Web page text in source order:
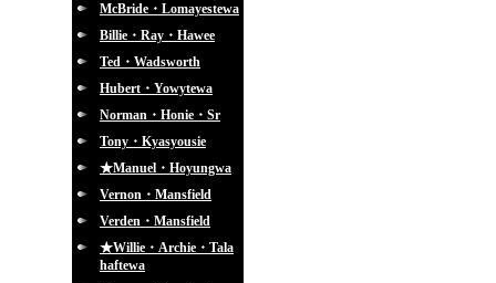
McBride・Lomayestewa
Billie・Ray・Hawee
Ted・Wadsworth
Hubert・Yowytewa
Norman・Honie・Sr
Tony・Kyasyousie
★Manuel・Hoyungwa
Vernon・Mansfield
Verden・Mansfield
★Willie・Archie・Tala
haftewa